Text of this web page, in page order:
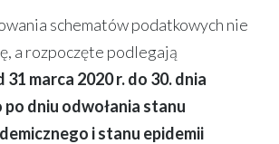
schematów podatkowych nie
a rozpoczęte podlegają
marca 2020 r. do 30. dnia
dniu odwołania stanu
i stanu epidemii